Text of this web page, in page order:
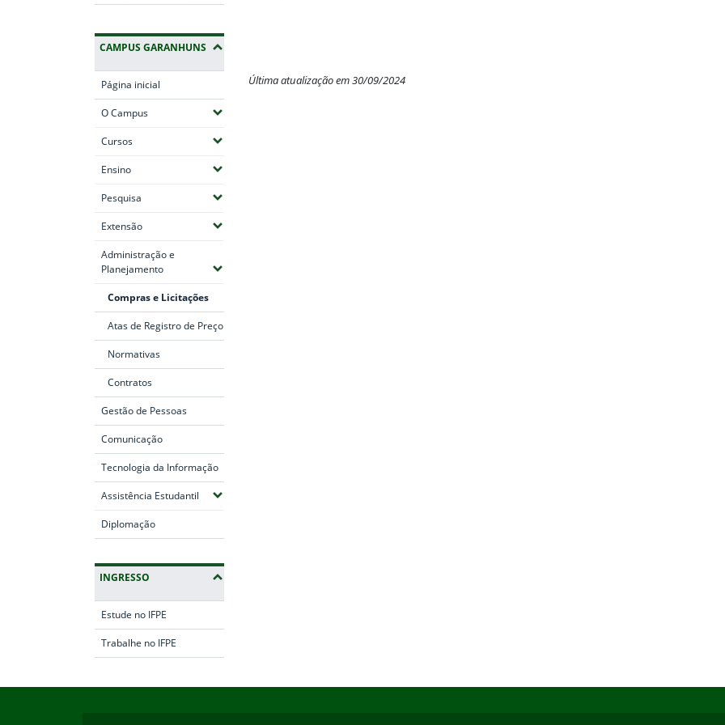
CAMPUS GARANHUNS
Página inicial
O Campus(Expandir submenus)
Cursos(Expandir submenus)
Ensino(Expandir submenus)
Pesquisa (Expandir submenus)
Extensão(Expandir submenus)
Administração e
Planejamento(Expandir submenus)
Compras e Licitações
Atas de Registro de Preço
Normativas
Contratos
Gestão de Pessoas
Comunicação
Tecnologia da Informação
Assistência Estudantil (Expandir submenus)
Diplomação
INGRESSO
Estude no IFPE
Trabalhe no IFPE
Última atualização em 30/09/2024